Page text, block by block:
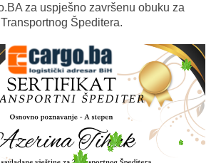
za uspješno završenu obuku za
Transportnog Špeditera.